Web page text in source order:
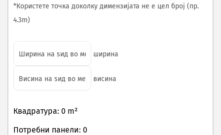
*Користете точка доколку димензијата не е цел број (пр.
4.3m)
ширина
висина
Квадратура: 0 m²
Потребни панели: 0